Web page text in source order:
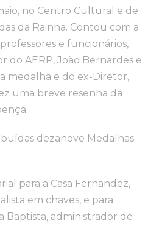
no Centro Cultural e de
da Rainha. Contou com a
e funcionários,
do AERP, João Bernardes e
medalha e do ex-Diretor,
uma breve resenha da
dezanove Medalhas
para a Casa Fernandez,
em chaves, e para
Baptista, administrador de